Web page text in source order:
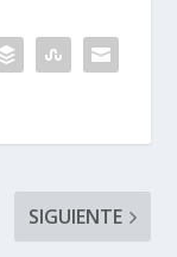
SIGUIENTE